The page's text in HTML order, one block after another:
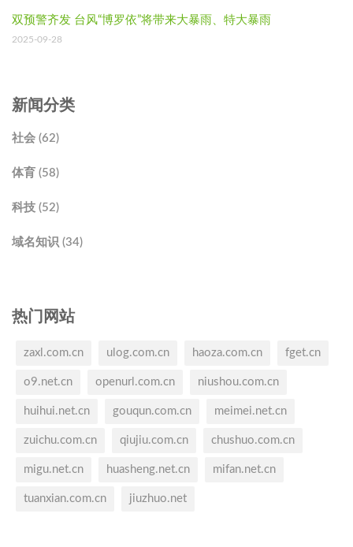
双预警齐发 台风“博罗依”将带来大暴雨、特大暴雨
2025-09-28
新闻分类
社会 (62)
体育 (58)
科技 (52)
域名知识 (34)
热门网站
zaxl.com.cn ulog.com.cn haoza.com.cn fget.cn
o9.net.cn openurl.com.cn niushou.com.cn
huihui.net.cn gouqun.com.cn meimei.net.cn
zuichu.com.cn qiujiu.com.cn chushuo.com.cn
migu.net.cn huasheng.net.cn mifan.net.cn
tuanxian.com.cn jiuzhuo.net